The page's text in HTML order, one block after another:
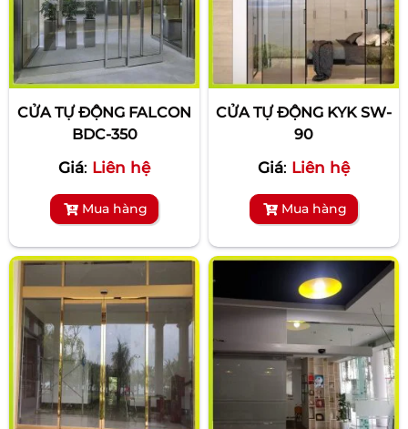
CỬA TỰ ĐỘNG FALCON
BDC-350
Giá: Liên hệ
Mua hàng
CỬA TỰ ĐỘNG KYK SW-
90
Giá: Liên hệ
Mua hàng